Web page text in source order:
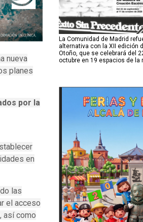
nueva
planes
por la
en
las
el acceso
así como
La Comunidad de Madrid
alternativa con la XII edición
Otoño, que se celebrará del
octubre en 19 espacios de la